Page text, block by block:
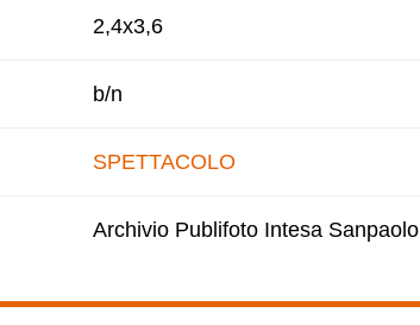
2,4x3,6
b/n
SPETTACOLO
Archivio Publifoto Intesa Sanpaolo